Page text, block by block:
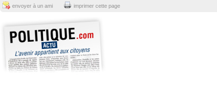
envoyer à un ami imprimer cette page